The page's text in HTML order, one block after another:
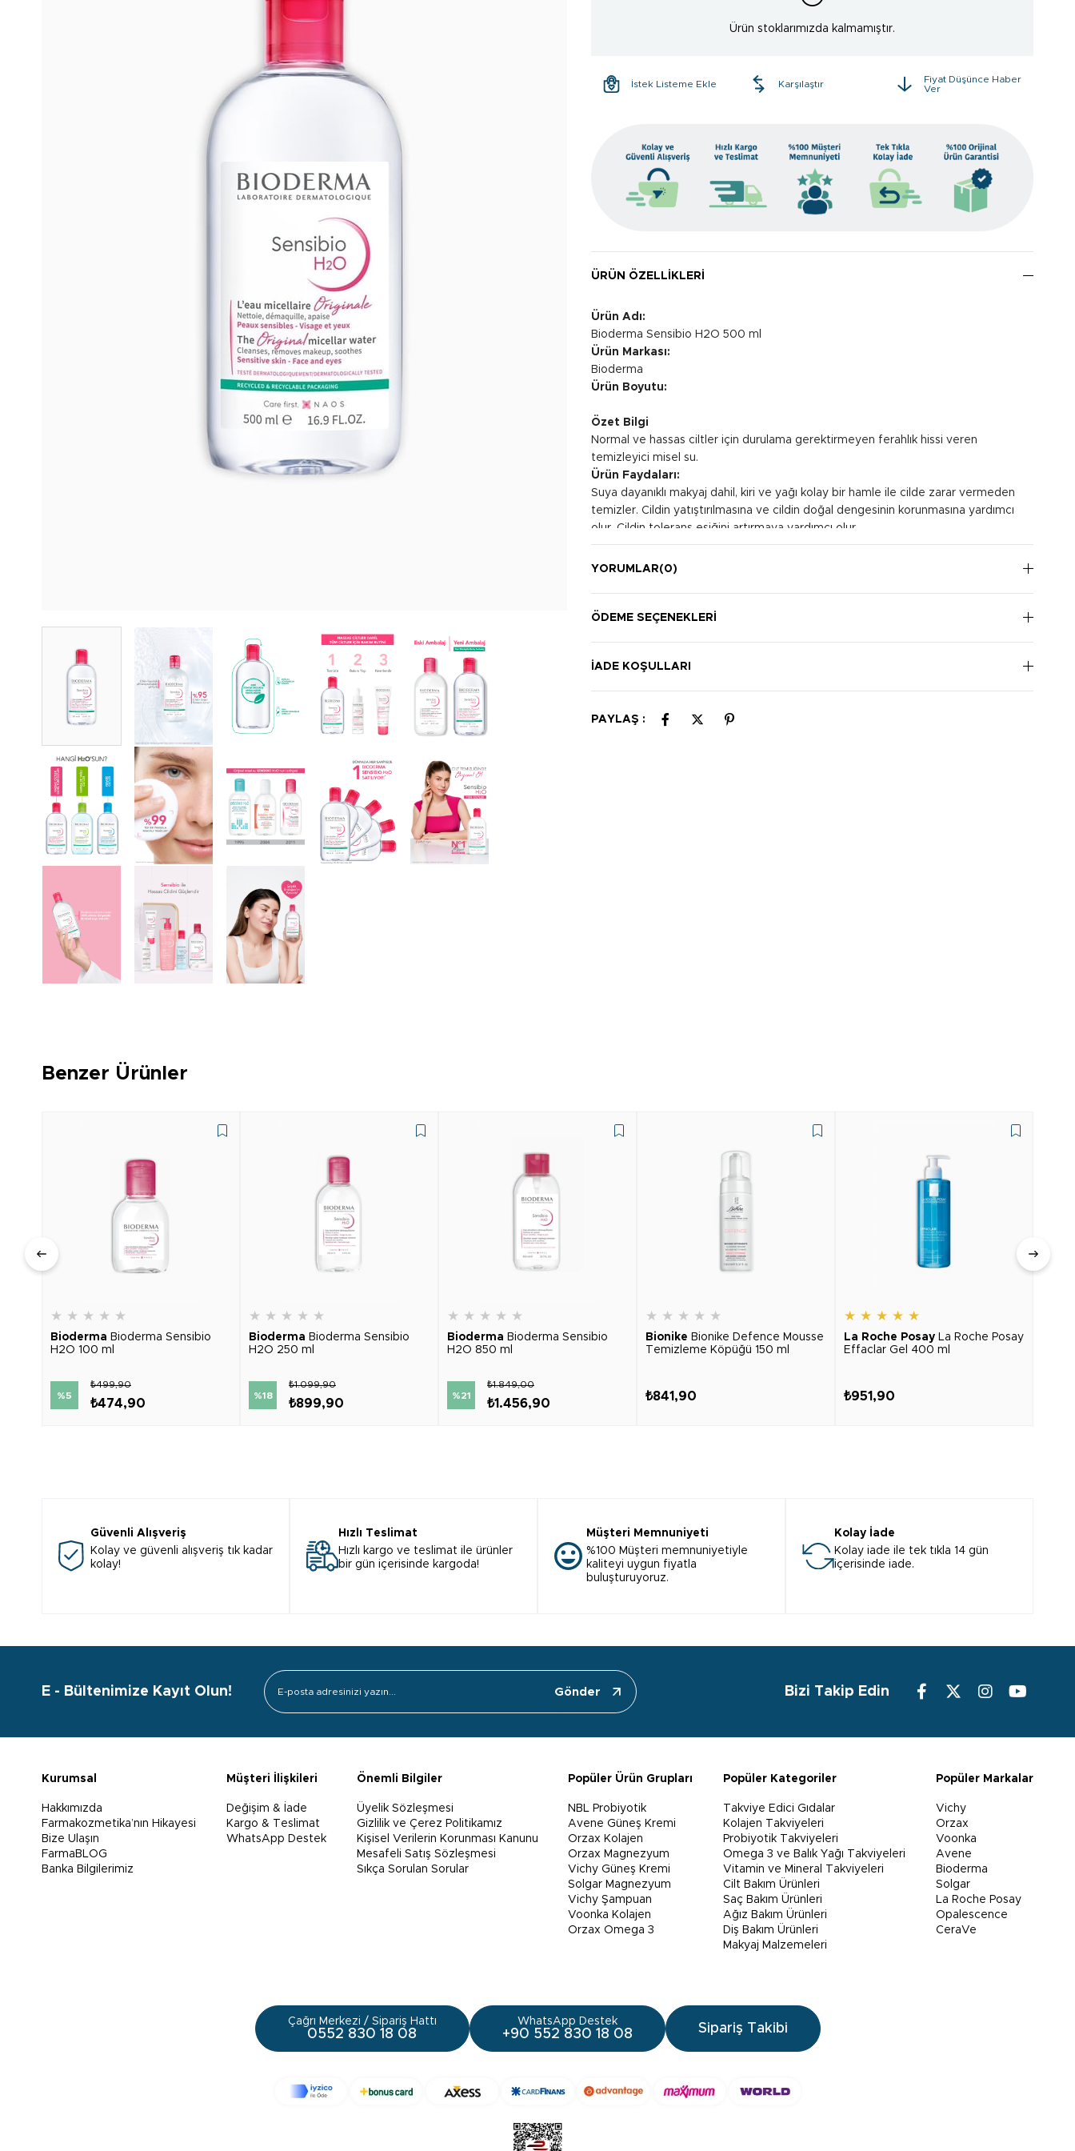
Ürün stoklarımızda kalmamıştır.
İstek Listeme Ekle Karşılaştır
Fiyat Düşünce Haber
Ver
ÜRÜN ÖZELLIKLERI
Ürün Adı:
Bioderma Sensibio H2O 500 ml
Ürün Markası:
Bioderma
Ürün Boyutu:
Özet Bilgi
Normal ve hassas ciltler için durulama gerektirmeyen ferahlık hissi veren
temizleyici misel su.
Ürün Faydaları:
Suya dayanıklı makyaj dahil, kiri ve yağı kolay bir hamle ile cilde zarar vermeden
temizler. Cildin yatıştırılmasına ve cildin doğal dengesinin korunmasına yardımcı
olur. Cildin tolerans eşiğini artırmaya yardımcı olur.
Kullanım Şekli:
Makyaj pamuğunu ürünle ıslatın. Cildinizi nazik bir şekilde temizleyin, yüzünüzden
uygundur.
YORUMLAR(0)
ÖDEME SEÇENEKLERI
İADE KOŞULLARI
PAYLAŞ :
Benzer Ürünler
★ ★ ★ ★ ★
Bioderma Bioderma Sensibio
H2O 100 ml
%5
₺474,90
₺499,90
★ ★ ★ ★ ★
Bioderma Bioderma Sensibio
H2O 250 ml
%18
₺899,90
₺1.099,90
★ ★ ★ ★ ★
Bioderma Bioderma Sensibio
H2O 850 ml
%21
₺1.456,90
₺1.849,00
★ ★ ★ ★ ★
Bionike Bionike Defence Mousse
Temizleme Köpüğü 150 ml
₺841,90
★ ★ ★ ★ ★
La Roche Posay La Roche Posay
Effaclar Gel 400 ml
₺951,90
Güvenli Alışveriş
Kolay ve güvenli alışveriş tık kadar
kolay!
Hızlı Teslimat
Hızlı kargo ve teslimat ile ürünler
bir gün içerisinde kargoda!
Müşteri Memnuniyeti
%100 Müşteri memnuniyetiyle
kaliteyi uygun fiyatla
buluşturuyoruz.
Kolay İade
Kolay iade ile tek tıkla 14 gün
içerisinde iade.
E - Bültenimize Kayıt Olun! Gönder Bizi Takip Edin
Kurumsal
Hakkımızda
Farmakozmetika’nın Hikayesi
Bize Ulaşın
FarmaBLOG
Banka Bilgilerimiz
Müşteri İlişkileri
Değişim & İade
Kargo & Teslimat
WhatsApp Destek
Önemli Bilgiler
Üyelik Sözleşmesi
Gizlilik ve Çerez Politikamız
Kişisel Verilerin Korunması Kanunu
Mesafeli Satış Sözleşmesi
Sıkça Sorulan Sorular
Popüler Ürün Grupları
NBL Probiyotik
Avene Güneş Kremi
Orzax Kolajen
Orzax Magnezyum
Vichy Güneş Kremi
Solgar Magnezyum
Vichy Şampuan
Voonka Kolajen
Orzax Omega 3
Popüler Kategoriler
Takviye Edici Gıdalar
Kolajen Takviyeleri
Probiyotik Takviyeleri
Omega 3 ve Balık Yağı Takviyeleri
Vitamin ve Mineral Takviyeleri
Cilt Bakım Ürünleri
Saç Bakım Ürünleri
Ağız Bakım Ürünleri
Diş Bakım Ürünleri
Makyaj Malzemeleri
Popüler Markalar
Vichy
Orzax
Voonka
Avene
Bioderma
Solgar
La Roche Posay
Opalescence
CeraVe
Çağrı Merkezi / Sipariş Hattı
0552 830 18 08
WhatsApp Destek
+90 552 830 18 08 Sipariş Takibi